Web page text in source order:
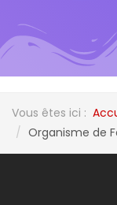
Vous êtes ici :
Organisme de